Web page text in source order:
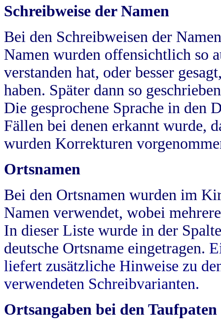
Schreibweise der Namen
Bei den Schreibweisen der
Namen wurden offensichtlich so
verstanden hat, oder besser
haben. Später dann so
Die gesprochene Sprache in
Fällen bei denen erkannt wurde,
wurden Korrekturen
Ortsnamen
Bei den Ortsnamen wurden im
Namen verwendet, wobei
In dieser Liste wurde in der
deutsche Ortsname eingetragen.
liefert zusätzliche Hinweise zu
verwendeten Schreibvarianten.
Ortsangaben bei den Taufpaten